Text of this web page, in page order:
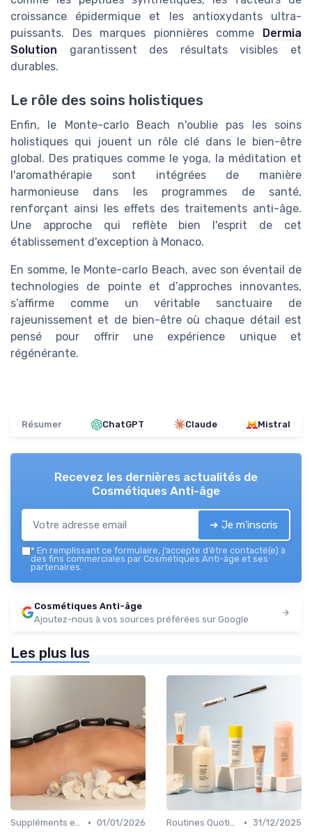
croissance épidermique et les antioxydants ultra-
puissants. Des marques pionnières comme Dermia
Solution garantissent des résultats visibles et
durables.
Le rôle des soins holistiques
Enfin, le Monte-carlo Beach n'oublie pas les soins
holistiques qui jouent un rôle clé dans le bien-être
global. Des pratiques comme le yoga, la méditation et
l'aromathérapie sont intégrées de manière
harmonieuse dans les programmes de santé,
renforçant ainsi les effets des traitements anti-âge.
Une approche qui reflète bien l'esprit de cet
établissement d'exception à Monaco.
En somme, le Monte-carlo Beach, avec son éventail de
technologies de pointe et d’approches innovantes,
s’affirme comme un véritable sanctuaire de
rajeunissement et de bien-être où chaque détail est
pensé pour offrir une expérience unique et
régénérante.
Résumer ChatGPT Claude Mistral
Recevez les dernières actualités de
Cosmétiques Anti-âge
➔ Je m'inscris
* En remplissant ce formulaire, j’accepte d’être contacté(e) à
des fins commerciales par Cosmétiques Anti-âge et ses
partenaires.
Cosmétiques Anti-âge
Ajoutez-nous à vos sources préférées sur Google
Les plus lus
Suppléments et Nutrition pour la Peau • 01/01/2026
Routines Quotidiennes Anti-Âge • 31/12/2025